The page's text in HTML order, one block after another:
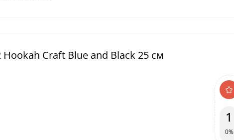
Craft Blue and Black 25 см
1
0%